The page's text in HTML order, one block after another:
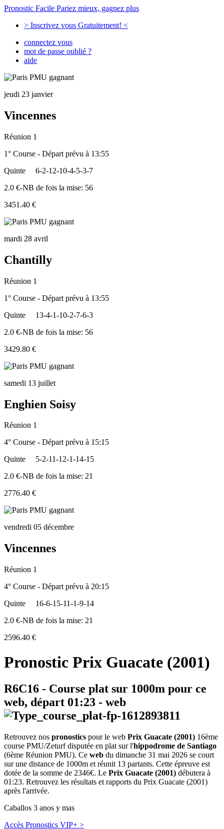
Pronostic Facile Pariez mieux, gagnez plus
> Inscrivez vous Gratuitement! <
connectez vous
mot de passe oublié ?
aide
jeudi 23 janvier
Vincennes
Réunion 1
1° Course - Départ prévu à 13:55
Quinte
6-2-12-10-4-5-3-7
2.0 €-NB de fois la mise: 56
3451.40 €
mardi 28 avril
Chantilly
Réunion 1
1° Course - Départ prévu à 13:55
Quinte
13-4-1-10-2-7-6-3
2.0 €-NB de fois la mise: 56
3429.80 €
samedi 13 juillet
Enghien Soisy
Réunion 1
4° Course - Départ prévu à 15:15
Quinte
5-2-11-12-1-14-15
2.0 €-NB de fois la mise: 21
2776.40 €
vendredi 05 décembre
Vincennes
Réunion 1
4° Course - Départ prévu à 20:15
Quinte
16-6-15-11-1-9-14
2.0 €-NB de fois la mise: 21
2596.40 €
Pronostic Prix Guacate (2001)
R6C16 - Course plat sur 1000m pour ce
web, départ 01:23 - web
Retrouvez nos pronostics pour le web Prix Guacate (2001) 16ème
course PMU/Zeturf disputée en plat sur l'hippodrome de Santiago
(6ème Réunion PMU). Ce web du dimanche 31 mai 2026 se court
sur une distance de 1000m et réunit 13 partants. Cette épreuve est
dotée de la somme de 2346€. Le Prix Guacate (2001) débutera à
01:23. Retrouvez les résultats et rapports du Prix Guacate (2001)
après l'arrivée.
Caballos 3 anos y mas
Accès Pronostics VIP+ >